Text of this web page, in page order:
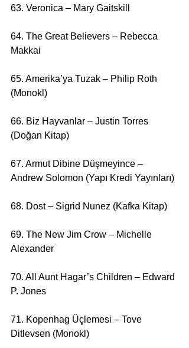
63. Veronica – Mary Gaitskill
64. The Great Believers – Rebecca
Makkai
65. Amerika’ya Tuzak – Philip Roth
(Monokl)
66. Biz Hayvanlar – Justin Torres
(Doğan Kitap)
67. Armut Dibine Düşmeyince –
Andrew Solomon (Yapı Kredi Yayınları)
68. Dost – Sigrid Nunez (Kafka Kitap)
69. The New Jim Crow – Michelle
Alexander
70. All Aunt Hagar’s Children – Edward
P. Jones
71. Kopenhag Üçlemesi – Tove
Ditlevsen (Monokl)